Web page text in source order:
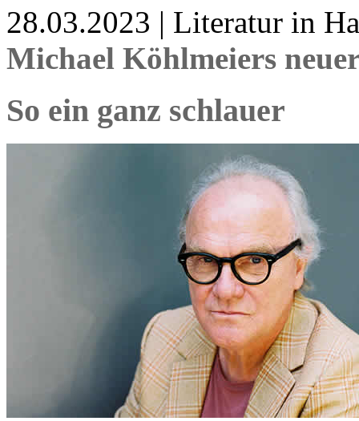
28.03.2023 | Literatur in
Michael Köhlmeiers
So ein ganz schlauer